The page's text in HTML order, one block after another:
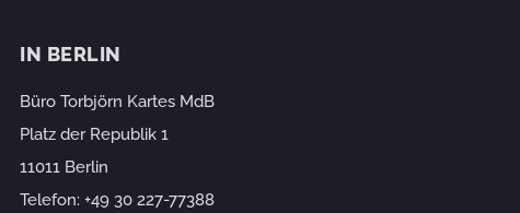
IN BERLIN
Büro Torbjörn Kartes MdB
Platz der Republik 1
11011 Berlin
Telefon: +49 30 227-77388